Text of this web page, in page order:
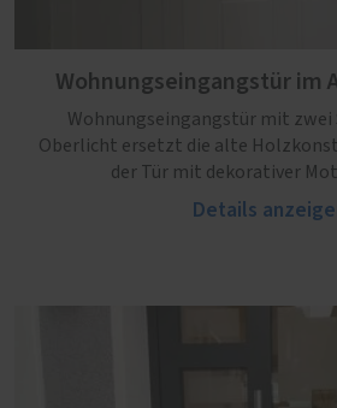
Wohnungseingangstür im
Wohnungseingangstür mit zwei
Oberlicht ersetzt die alte
der Tür mit dekorativer
Details